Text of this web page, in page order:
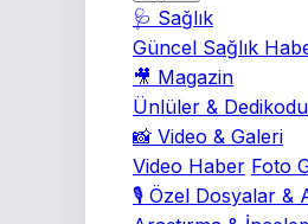
🩺 Sağlık
Güncel Sağlık
🎥 Magazin
Ünlüler & Dedikodu
📸 Video & Galeri
Video Haber Foto
🎙️ Özel Dosyalar &